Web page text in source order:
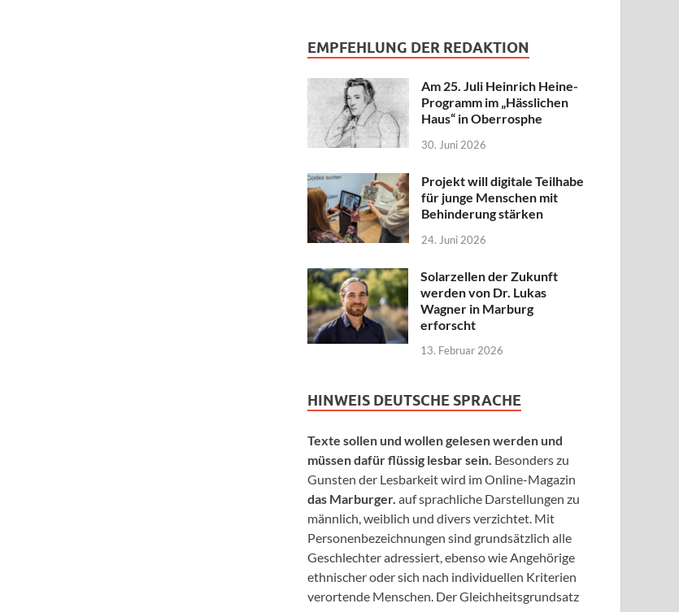
EMPFEHLUNG DER REDAKTION
Am 25. Juli Heinrich Heine-
Programm im „Hässlichen
Haus“ in Oberrosphe
30. Juni 2026
Projekt will digitale Teilhabe
für junge Menschen mit
Behinderung stärken
24. Juni 2026
Solarzellen der Zukunft
werden von Dr. Lukas
Wagner in Marburg
erforscht
13. Februar 2026
HINWEIS DEUTSCHE SPRACHE
Texte sollen und wollen gelesen werden und
müssen dafür flüssig lesbar sein. Besonders zu
Gunsten der Lesbarkeit wird im Online-Magazin
das Marburger. auf sprachliche Darstellungen zu
männlich, weiblich und divers verzichtet. Mit
Personenbezeichnungen sind grundsätzlich alle
Geschlechter adressiert, ebenso wie Angehörige
ethnischer oder sich nach individuellen Kriterien
verortende Menschen. Der Gleichheitsgrundsatz